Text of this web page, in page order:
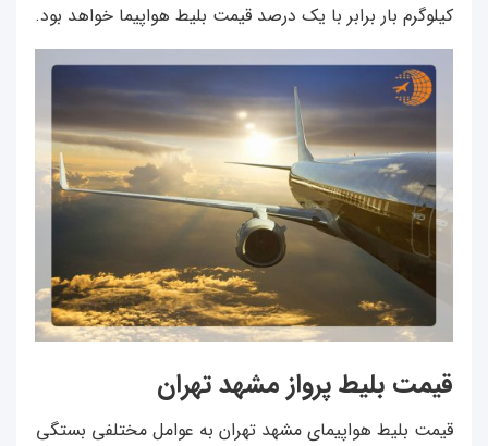
کیلوگرم بار برابر با یک درصد قیمت بلیط هواپیما خواهد بود.
قیمت بلیط پرواز مشهد تهران
قیمت بلیط هواپیمای مشهد تهران به عوامل مختلفی بستگی